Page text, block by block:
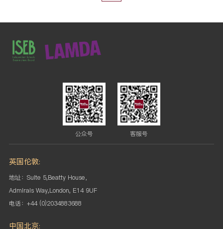
公众号 客服号
英国伦敦:
地址：Suite 5,Beatty House，
Admirals Way,London, E14 9UF
电话：+44 (0)2034883688
中国北京: